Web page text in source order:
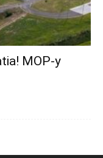
MOP-y